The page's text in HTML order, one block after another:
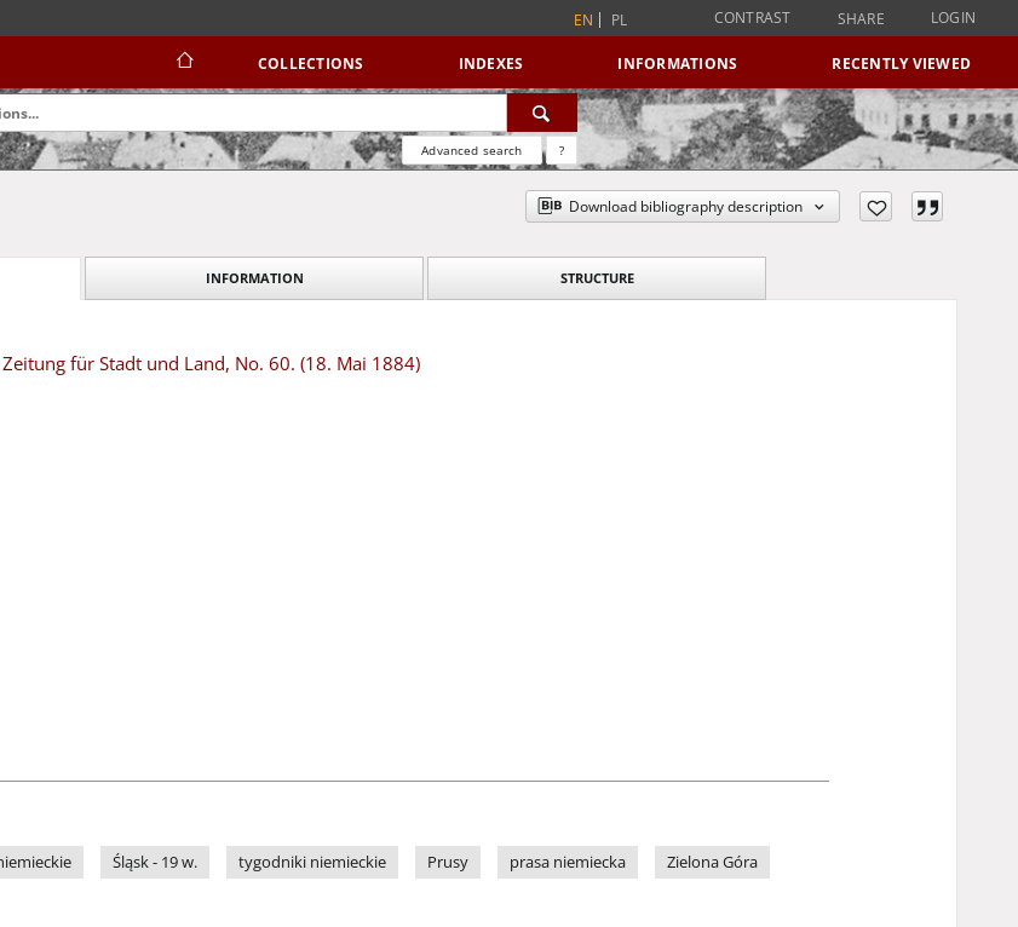
EN PL CONTRAST SHARE LOGIN
COLLECTIONS INDEXES INFORMATIONS RECENTLY VIEWED
Advanced search ?
Download bibliography description
INFORMATION STRUCTURE
für Stadt und Land, No. 60. (18. Mai 1884)
Śląsk - 19 w. tygodniki niemieckie Prusy prasa niemiecka Zielona Góra